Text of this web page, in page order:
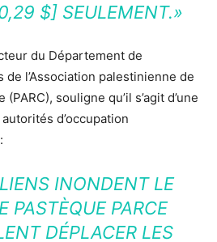
$] SEULEMENT.»
du Département de
l’Association palestinienne de
souligne qu’il s’agit d’une
d’occupation
INONDENT LE
PASTÈQUE PARCE
DÉPLACER LES